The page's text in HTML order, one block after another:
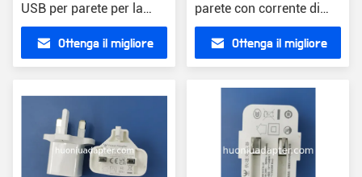
USB per parete per la
protezione contro la
corrente Compatibilità
universale
Ottenga il migliore
parete con corrente di
uscita di 2,22A Certificato
CE/FCC/RoHS
Ottenga il migliore